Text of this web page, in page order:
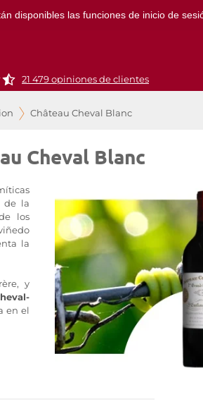
disponibles las funciones de inicio de
21 479 opiniones de clientes
Château Cheval Blanc
Cheval Blanc
de la
los
la
y
en el
De